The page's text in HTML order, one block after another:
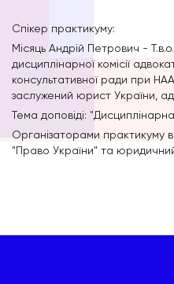
Спікер практикуму:
Місяць Андрій Петрович -
дисциплінарної комісії
консультативної ради при
заслужений юрист України,
Тема доповіді:
Організаторами практикуму
"Право України" та